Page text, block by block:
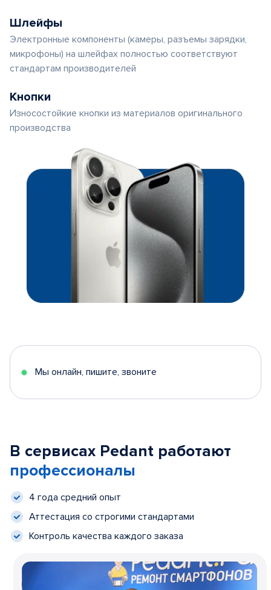
Шлейфы
Электронные компоненты (камеры, разъемы зарядки,
микрофоны) на шлейфах полностью соответствуют
стандартам производителей
Кнопки
Износостойкие кнопки из материалов оригинального
производства
Мы онлайн, пишите, звоните
В сервисах Pedant работают
профессионалы
4 года средний опыт
Аттестация со строгими стандартами
Контроль качества каждого заказа